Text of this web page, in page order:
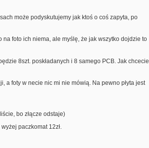
może podyskutujemy jak ktoś o coś zapyta, po
na foto ich niema, ale myślę, że jak wszytko dojdzie to
8szt. poskładanych i 8 samego PCB. Jak chcecie
a foty w necie nic mi nie mówią. Na pewno płyta jest
bo złącze odstaje)
paczkomat 12zł.